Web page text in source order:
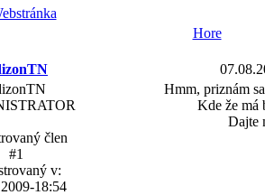
Hore
člen
#1
v:
18:54
Hmm, priznám
Kde že má
Dajte